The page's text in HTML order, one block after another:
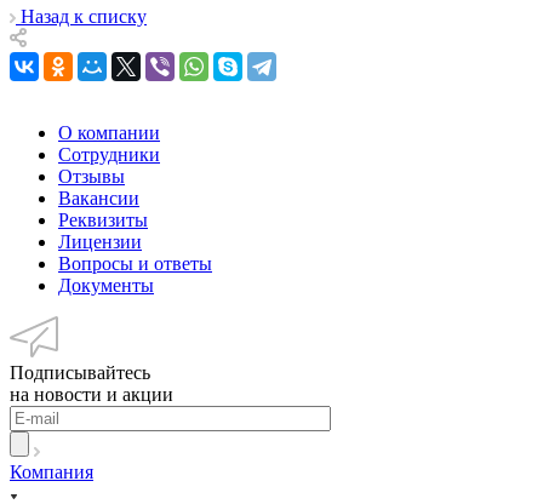
Назад к списку
О компании
Сотрудники
Отзывы
Вакансии
Реквизиты
Лицензии
Вопросы и ответы
Документы
Подписывайтесь
на новости и акции
Компания